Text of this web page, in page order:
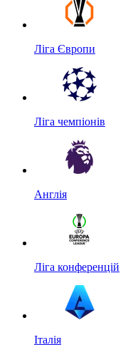
Ліга Європи
Ліга чемпіонів
Англія
Ліга конференцій
Італія